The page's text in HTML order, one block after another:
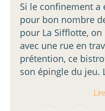
Si le confinement a
pour bon nombre
pour La Sifflotte,
avec une rue en
prétention, ce
son épingle du jeu.